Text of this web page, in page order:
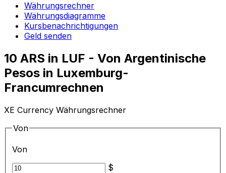
Währungsrechner
Währungsdiagramme
Kursbenachrichtigungen
Geld senden
10 ARS in LUF - Von Argentinische
Pesos in Luxemburg-
Francumrechnen
XE Currency Währungsrechner
Von
Von
$